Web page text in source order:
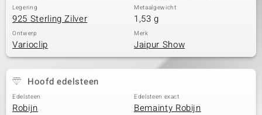
Legering
925 Sterling Zilver
Metaalgewicht
1,53 g
Ontwerp
Varioclip
Merk
Jaipur Show
Hoofd edelsteen
Edelsteen
Robijn
Edelsteen exact
Bemainty Robijn